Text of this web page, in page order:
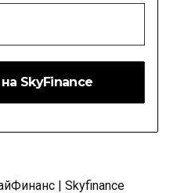
| Skyfinance